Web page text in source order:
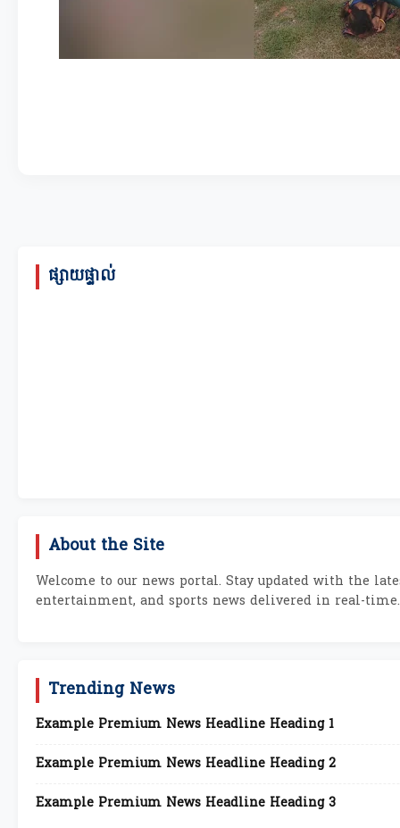
ផ្សាយផ្ទាល់
About the Site
Welcome to our news portal. Stay updated with the
entertainment, and sports news delivered in real-time.
Trending News
Example Premium News Headline Heading 1
Example Premium News Headline Heading 2
Example Premium News Headline Heading 3